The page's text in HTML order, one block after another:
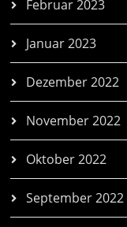
Februar 2023
Januar 2023
Dezember 2022
November 2022
Oktober 2022
September 2022